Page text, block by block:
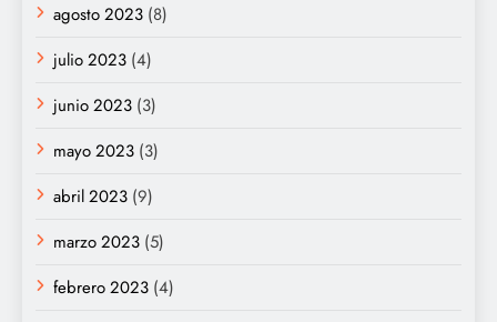
agosto 2023 (8)
julio 2023 (4)
junio 2023 (3)
mayo 2023 (3)
abril 2023 (9)
marzo 2023 (5)
febrero 2023 (4)